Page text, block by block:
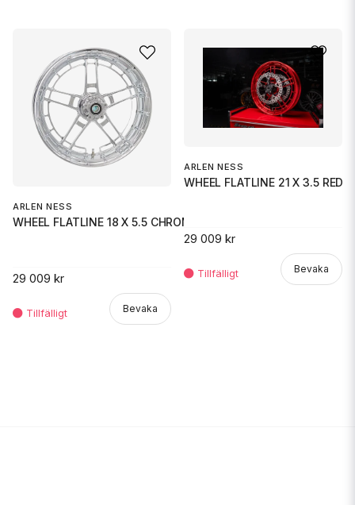
ARLEN NESS
WHEEL FLATLINE 18 X 5.5 CHROME
29 009 kr
Bevaka
ARLEN NESS
WHEEL FLATLINE 21 X 3.5 RED
29 009 kr
Bevaka